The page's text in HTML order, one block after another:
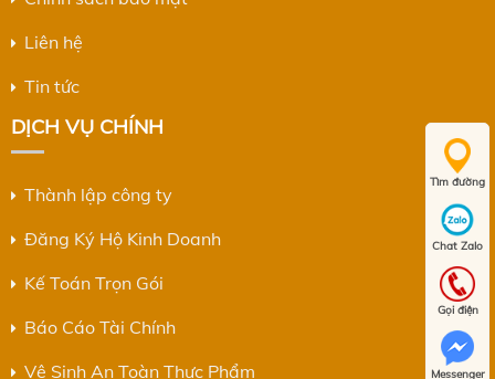
Liên hệ
Tin tức
DỊCH VỤ CHÍNH
Thành lập công ty
Đăng Ký Hộ Kinh Doanh
Kế Toán Trọn Gói
Báo Cáo Tài Chính
Vệ Sinh An Toàn Thực Phẩm
Tìm đường
Chat Zalo
Gọi điện
Messenger